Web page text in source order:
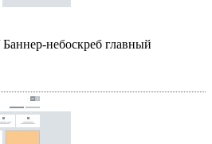
Баннер-небоскреб главный